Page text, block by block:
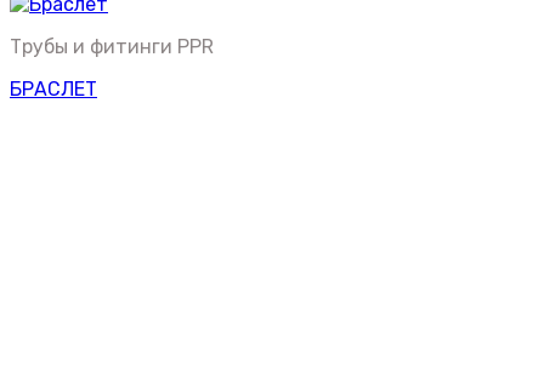
Трубы и фитинги PPR
БРАСЛЕТ